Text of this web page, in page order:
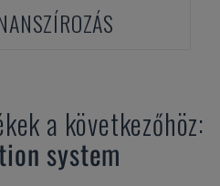
a következőhöz:
system